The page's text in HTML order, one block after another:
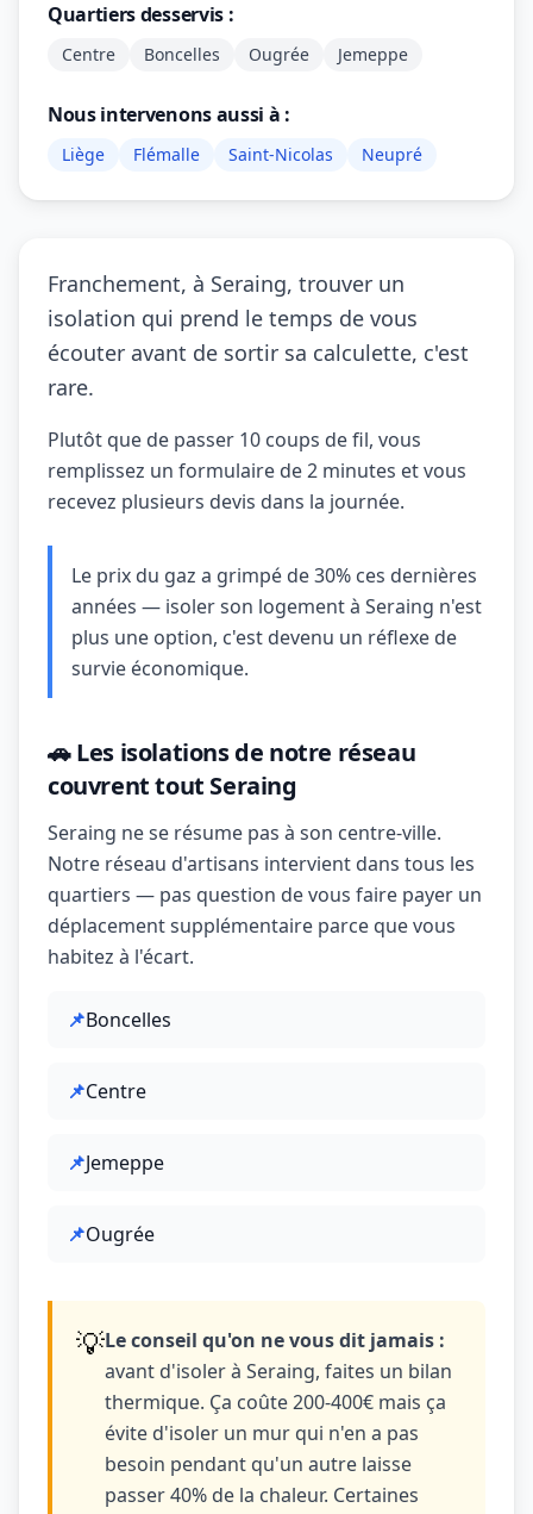
Quartiers desservis :
Centre Boncelles Ougrée Jemeppe
Nous intervenons aussi à :
Liège Flémalle Saint-Nicolas Neupré
Franchement, à Seraing, trouver un
isolation qui prend le temps de vous
écouter avant de sortir sa calculette, c'est
rare.
Plutôt que de passer 10 coups de fil, vous
remplissez un formulaire de 2 minutes et vous
recevez plusieurs devis dans la journée.
Le prix du gaz a grimpé de 30% ces dernières
années — isoler son logement à Seraing n'est
plus une option, c'est devenu un réflexe de
survie économique.
🚗 Les isolations de notre réseau
couvrent tout Seraing
Seraing ne se résume pas à son centre-ville.
Notre réseau d'artisans intervient dans tous les
quartiers — pas question de vous faire payer un
déplacement supplémentaire parce que vous
habitez à l'écart.
📌Boncelles
📌Centre
📌Jemeppe
📌Ougrée
💡Le conseil qu'on ne vous dit jamais :
avant d'isoler à Seraing, faites un bilan
thermique. Ça coûte 200-400€ mais ça
évite d'isoler un mur qui n'en a pas
besoin pendant qu'un autre laisse
passer 40% de la chaleur. Certaines